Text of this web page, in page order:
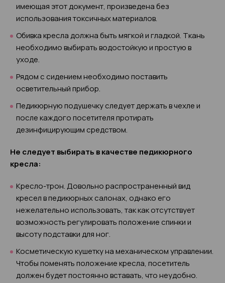
имеющая этот документ, произведена без
использования токсичных материалов.
Обивка кресла должна быть мягкой и гладкой. Ткань
необходимо выбирать водостойкую и простую в
уходе.
Рядом с сидением необходимо поставить
осветительный прибор.
Педикюрную подушечку следует держать в чехле и
после каждого посетителя протирать
дезинфицирующим средством.
Не следует выбирать в качестве педикюрного
кресла:
Кресло-трон. Довольно распространенный вид
кресел в педикюрных салонах, однако его
нежелательно использовать, так как отсутствует
возможность регулировать положение спинки и
высоту подставки для ног.
Косметическую кушетку на механическом управлении.
Чтобы поменять положение кресла, посетитель
должен будет постоянно вставать, что неудобно.